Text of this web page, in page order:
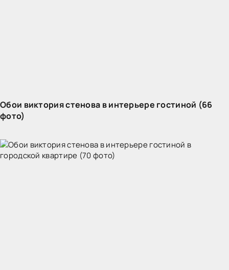
Обои виктория стенова в интерьере гостиной (66
фото)